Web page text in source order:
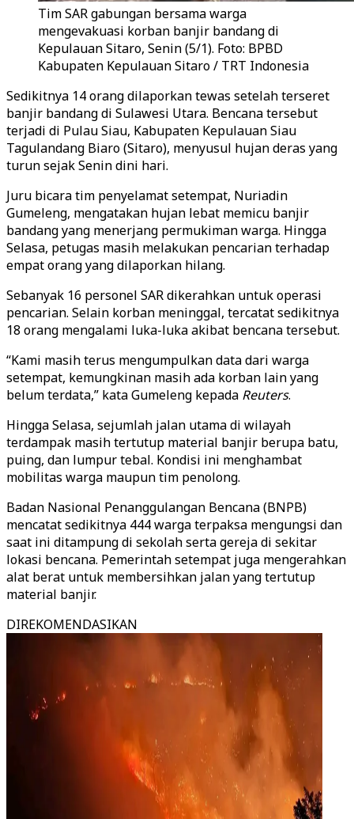
Tim SAR gabungan bersama warga
mengevakuasi korban banjir bandang di
Kepulauan Sitaro, Senin (5/1). Foto: BPBD
Kabupaten Kepulauan Sitaro / TRT Indonesia
Sedikitnya 14 orang dilaporkan tewas setelah terseret
banjir bandang di Sulawesi Utara. Bencana tersebut
terjadi di Pulau Siau, Kabupaten Kepulauan Siau
Tagulandang Biaro (Sitaro), menyusul hujan deras yang
turun sejak Senin dini hari.
Juru bicara tim penyelamat setempat, Nuriadin
Gumeleng, mengatakan hujan lebat memicu banjir
bandang yang menerjang permukiman warga. Hingga
Selasa, petugas masih melakukan pencarian terhadap
empat orang yang dilaporkan hilang.
Sebanyak 16 personel SAR dikerahkan untuk operasi
pencarian. Selain korban meninggal, tercatat sedikitnya
18 orang mengalami luka-luka akibat bencana tersebut.
“Kami masih terus mengumpulkan data dari warga
setempat, kemungkinan masih ada korban lain yang
belum terdata,” kata Gumeleng kepada Reuters.
Hingga Selasa, sejumlah jalan utama di wilayah
terdampak masih tertutup material banjir berupa batu,
puing, dan lumpur tebal. Kondisi ini menghambat
mobilitas warga maupun tim penolong.
Badan Nasional Penanggulangan Bencana (BNPB)
mencatat sedikitnya 444 warga terpaksa mengungsi dan
saat ini ditampung di sekolah serta gereja di sekitar
lokasi bencana. Pemerintah setempat juga mengerahkan
alat berat untuk membersihkan jalan yang tertutup
material banjir.
DIREKOMENDASIKAN